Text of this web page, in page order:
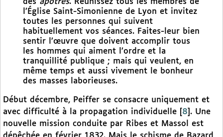
des apôtres. Réunissez tous les membres de
l’Église Saint-Simonienne de Lyon et invitez
toutes les personnes qui suivent
habituellement vos séances. Faites-leur bien
sentir l’œuvre que doivent accomplir tous
les hommes qui aiment l’ordre et la
tranquillité publique ; mais qui veulent, en
même temps et aussi vivement le bonheur
des masses laborieuses.
Début décembre, Peiffer se consacre uniquement et
avec difficulté à la propagation individuelle
8 . Une
nouvelle mission conduite par Ribes et Massol est